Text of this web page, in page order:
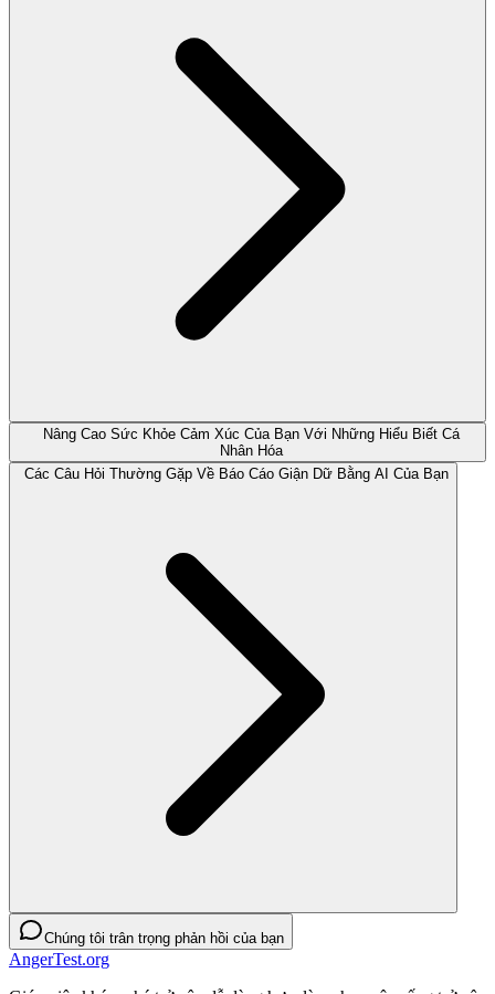
Nâng Cao Sức Khỏe Cảm Xúc Của Bạn Với Những Hiểu Biết Cá
Nhân Hóa
Các Câu Hỏi Thường Gặp Về Báo Cáo Giận Dữ Bằng AI Của Bạn
Chúng tôi trân trọng phản hồi của bạn
AngerTest.org